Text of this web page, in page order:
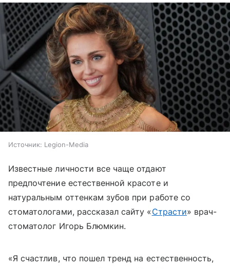
Источник: Legion-Media
Известные личности все чаще отдают
предпочтение естественной красоте и
натуральным оттенкам зубов при работе со
стоматологами, рассказал сайту «Страсти» врач-
стоматолог Игорь Блюмкин.
«Я счастлив, что пошел тренд на естественность,